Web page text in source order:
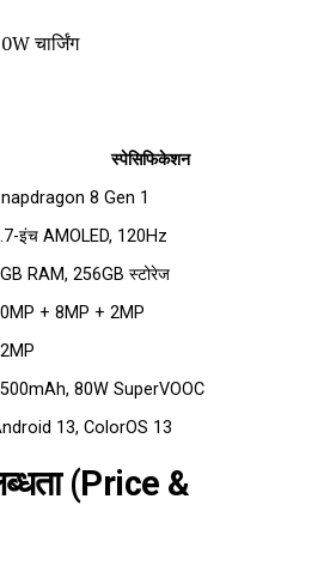
चार्जिंग
स्पेसिफिकेशन
8 Gen 1
इंच AMOLED, 120Hz
RAM, 256GB स्टोरेज
+ 8MP + 2MP
80W SuperVOOC
13, ColorOS 13
(Price &